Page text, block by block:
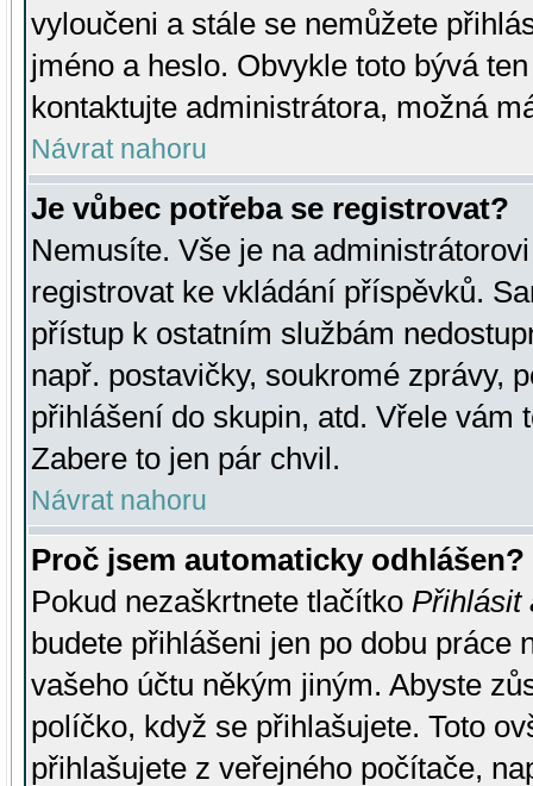
vyloučeni a stále se nemůžete
jméno a heslo. Obvykle toto bývá
kontaktujte administrátora, možná
Návrat nahoru
Je vůbec potřeba se registrovat?
Nemusíte. Vše je na
registrovat ke vkládání příspěvků.
přístup k ostatním službám
např. postavičky, soukromé zprávy,
přihlášení do skupin, atd. Vřele vám
Zabere to jen pár chvil.
Návrat nahoru
Proč jsem automaticky odhlášen?
Pokud nezaškrtnete tlačítko Přihlásit
budete přihlášeni jen po dobu práce
vašeho účtu někým jiným. Abyste
políčko, když se přihlašujete. Toto
přihlašujete z veřejného počítače,